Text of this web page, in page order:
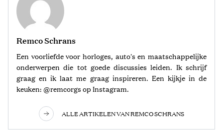
Remco Schrans
Een voorliefde voor horloges, auto's en maatschappelijke
onderwerpen die tot goede discussies leiden. Ik schrijf
graag en ik laat me graag inspireren. Een kijkje in de
keuken: @remcorgs op Instagram.
ALLE ARTIKELEN VAN REMCO SCHRANS